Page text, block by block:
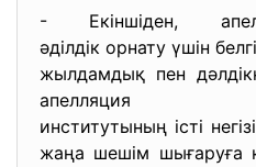
- Екіншіден,
әділдік орнату үшін
жылдамдық пен
апелляция
институтының істі
жаңа шешім шығаруға